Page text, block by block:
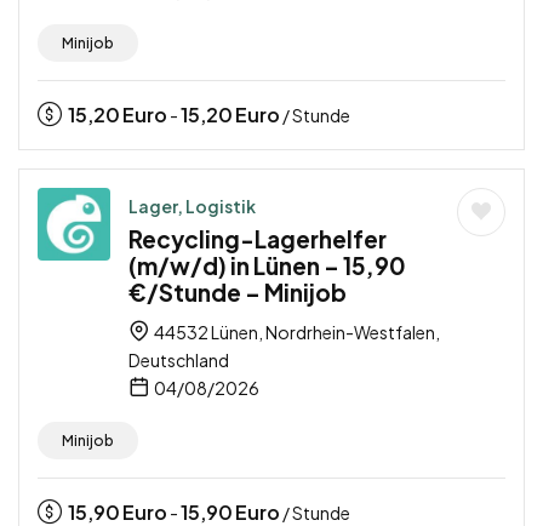
Minijob
15,20Euro -15,20Euro / Stunde
Lager, Logistik
Recycling-Lagerhelfer
(m/w/d) in Lünen – 15,90
€/Stunde – Minijob
44532 Lünen, Nordrhein-Westfalen,
Deutschland
04/08/2026
Minijob
15,90Euro -15,90Euro / Stunde